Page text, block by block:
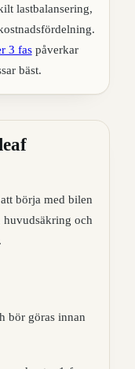
lastbalansering,
3 faspåverkar
bäst.
börja med bilen
huvudsäkring och
bör göras innan